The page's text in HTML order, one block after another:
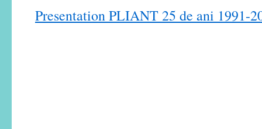
Presentation PLIANT 25 de ani 1991-